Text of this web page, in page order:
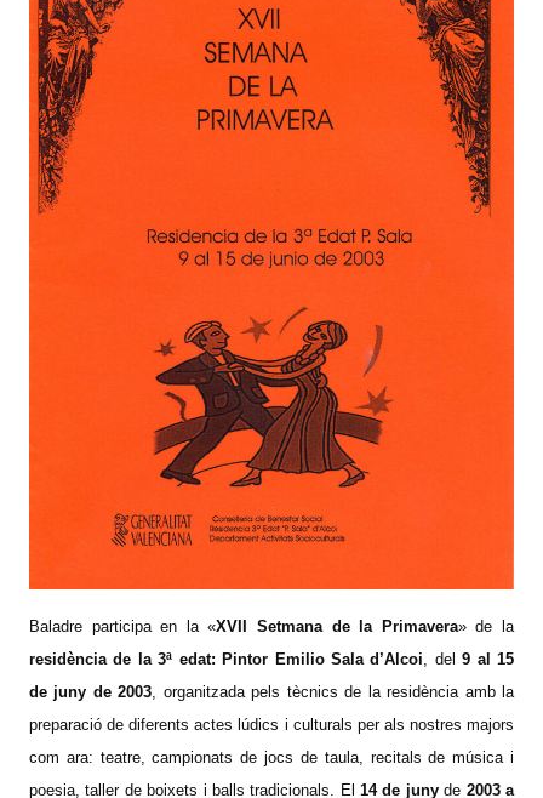
Baladre participa en la «XVII Setmana de la Primavera» de la
residència de la 3ª edat: Pintor Emilio Sala d’Alcoi , del9 al 15
de juny de 2003 , organitzada pels tècnics de la residència amb la
preparació de diferents actes lúdics i culturals per als nostres majors
com ara: teatre, campionats de jocs de taula, recitals de música i
poesia, taller de boixets i balls tradicionals. El14 de junyde 2003 a